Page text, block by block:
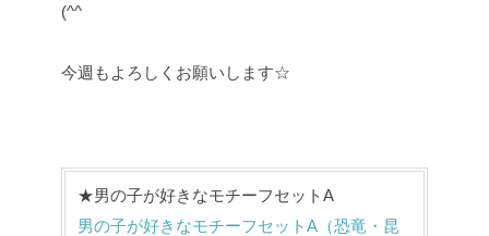
(^^
今週もよろしくお願いします☆
★男の子が好きなモチーフセットA
男の子が好きなモチーフセットA（恐竜・昆